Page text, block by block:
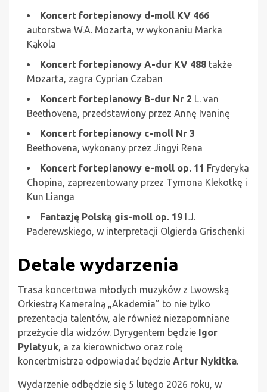
Koncert fortepianowy d-moll KV 466
autorstwa W.A. Mozarta, w wykonaniu Marka
Kąkola
Koncert fortepianowy A-dur KV 488 także
Mozarta, zagra Cyprian Czaban
Koncert fortepianowy B-dur Nr 2 L. van
Beethovena, przedstawiony przez Annę Ivaninę
Koncert fortepianowy c-moll Nr 3
Beethovena, wykonany przez Jingyi Rena
Koncert fortepianowy e-moll op. 11 Fryderyka
Chopina, zaprezentowany przez Tymona Klekotkę i
Kun Lianga
Fantazję Polską gis-moll op. 19 I.J.
Paderewskiego, w interpretacji Olgierda Grischenki
Detale wydarzenia
Trasa koncertowa młodych muzyków z Lwowską
Orkiestrą Kameralną „Akademia” to nie tylko
prezentacja talentów, ale również niezapomniane
przeżycie dla widzów. Dyrygentem będzie Igor
Pylatyuk, a za kierownictwo oraz rolę
koncertmistrza odpowiadać będzie Artur Nykitka.
Wydarzenie odbędzie się 5 lutego 2026 roku, w